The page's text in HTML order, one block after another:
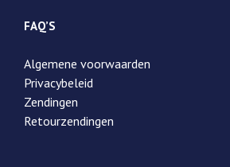
FAQ’S
Algemene voorwaarden
Privacybeleid
Zendingen
Retourzendingen